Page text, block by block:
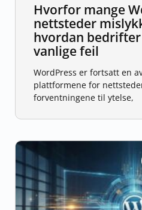
Hvorfor mange
nettsteder
hvordan
vanlige feil
WordPress er fortsatt en
plattformene for
forventningene til ytelse,